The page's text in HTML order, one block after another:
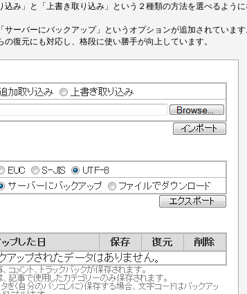
込み」と「上書き取り込み」という２種類の方法を選べるように
サーバーにバックアップ」というオプションが追加されていま
復元にも対応し、格段に使い勝手が向上しています。